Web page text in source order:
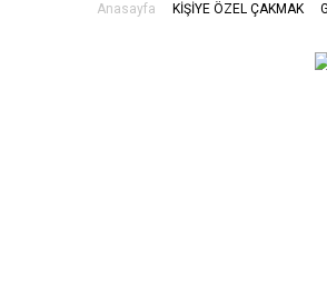
Anasayfa KİŞİYE ÖZEL ÇAKMAK